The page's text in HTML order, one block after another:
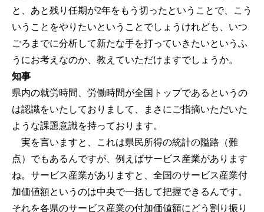
と、あと残り任期が2年をもう切ったということで、こう
いうことをやりたいということでしょうけれども、いつ
ごろまでに分析して新たな手を打っていきたいというふ
うにお考えなのか、教えていただけますでしょうか。
知事
県内の就労時間、労働時間が全国トップであるというの
は認識をいたしておりまして、まさにご指摘いただいた
ような課題意識を持っております。
実を言いますと、これは県民所得の統計の隘路（難
点）でもあるんですが、例えばサービス産業があります
ね。サービス産業がありますと、全国のサービス産業付
加価値額というのは中央で一括して把握できるんです。
それを各県のサービス産業の付加価値額にどう割り振り